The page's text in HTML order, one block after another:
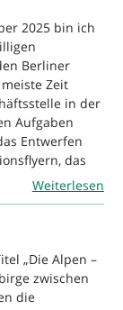
2025 bin ich
Berliner
Zeit
in der
Aufgaben
Entwerfen
das
Weiterlesen
„Die Alpen –
zwischen
die